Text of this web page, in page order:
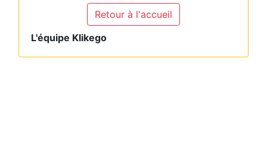
Retour à l'accueil
L'équipe Klikego